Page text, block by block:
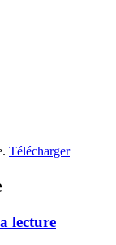
Télécharger
lecture